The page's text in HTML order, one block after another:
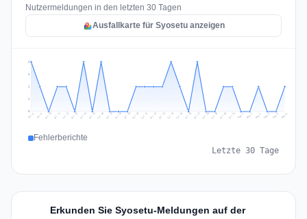
Nutzermeldungen in den letzten 30 Tagen
Ausfallkarte für Syosetu anzeigen
1
1
2
2
Jul 8 Jul 9 Jul 10 Jul 11 Jul 12 Jul 13 Jul 14 Jul 15 Jul 16 Jul 17 Jul 18 Jul 19 Jul 20 Jul 21 Jul 22 Jul 23 Jul 24 Jul 25 Jul 26 Jul 27 Jul 28 Jul 29 Jul 30 Jul 31 Aug 1 Aug 2 Aug 3 Aug 4 Aug 5 Aug 6
Fehlerberichte
Letzte 30 Tage
Erkunden Sie Syosetu-Meldungen auf der